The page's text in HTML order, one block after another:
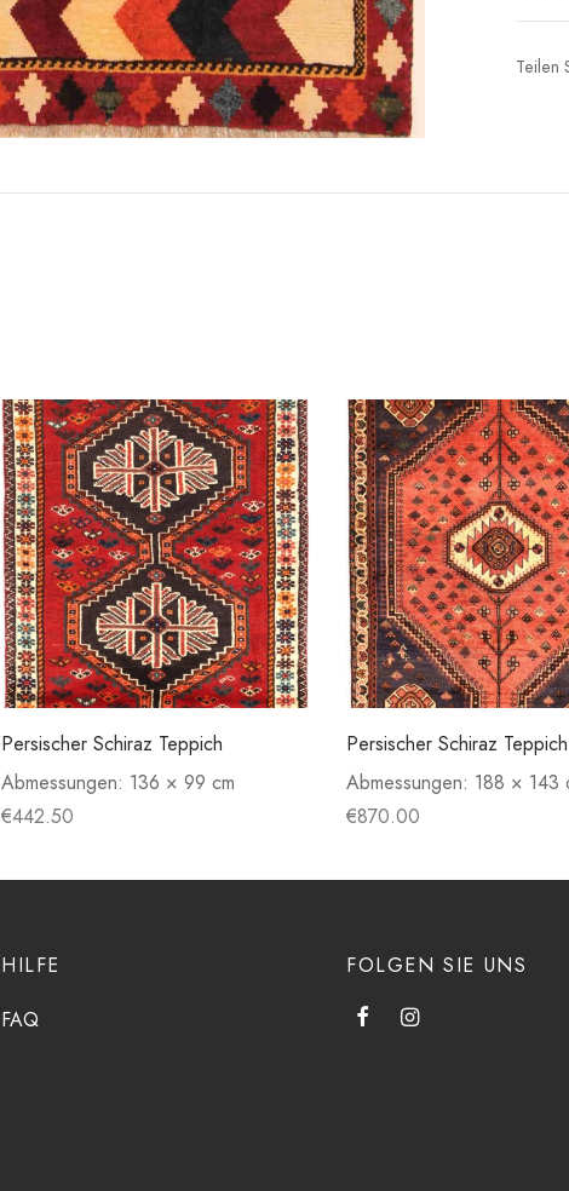
Teilen
Persischer Schiraz Teppich
Abmessungen: 136 × 99 cm
€442.50
Persischer Schiraz Teppich
Abmessungen: 188 × 143
€870.00
HILFE
FAQ
FOLGEN SIE UNS